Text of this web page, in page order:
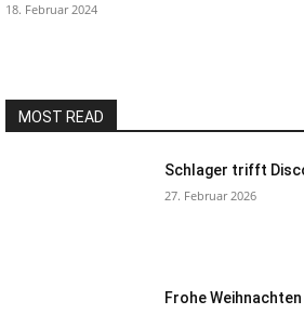
18. Februar 2024
MOST READ
Schlager trifft
27. Februar 2026
Frohe Weihnachten